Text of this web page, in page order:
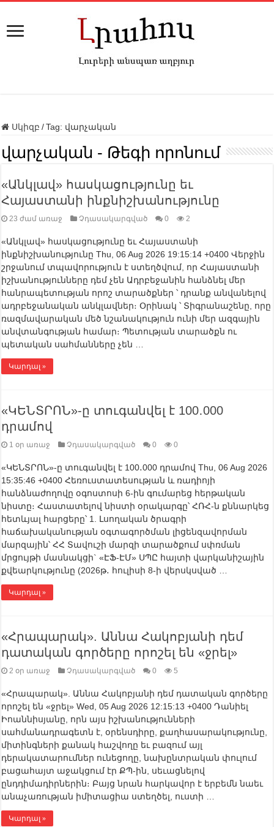
Սկիզբ / Tag: վարչական
վարչական - Թեգի որոնում
«Անկլավ» հասկացությունը եւ
Հայաստանի ինքնիշխանությունը
23 ժամ առաջ Չդասակարգված 0 2
«Անկլավ» հասկացությունը եւ Հայաստանի
ինքնիշխանությունը Thu, 06 Aug 2026 19:15:14 +0400 Վերջին
շրջանում տպավորություն է ստեղծվում, որ Հայաստանի
իշխանությունները դեմ չեն Ադրբեջանին հանձնել մեր
հանրապետության որոշ տարածքներ ՝ դրանք անվանելով
ադրբեջանական անկլավներ։ Օրինակ ՝ Տիգրանաշենը, որը
ռազմավարական մեծ նշանակություն ունի մեր ազգային
անվտանգության համար։ Պետության տարածքն ու
պետական սահմանները չեն …
Կարդալ »
«ԿԵՆՏՐՈՆ»-ը տուգանվել է 100․000
դրամով
1 օր առաջ Չդասակարգված 0 0
«ԿԵՆՏՐՈՆ»-ը տուգանվել է 100․000 դրամով Thu, 06 Aug 2026
15:35:46 +0400 Հեռուստատեսության և ռադիոյի
հանձնաժողովը օգոստոսի 6-ին գումարեց հերթական
նիստը։ Հաստատելով նիստի օրակարգը՝ ՀՌՀ-ն քննարկեց
հետևյալ հարցերը՝ 1. Լսողական ծրագրի
հաճախականության օգտագործման լիցենզավորման
մարզային՝ ՀՀ Տավուշի մարզի տարածքում սփռման
մրցույթի մասնակցի` «ԷՖ-ԷՄ» ՍՊԸ հայտի վարկանիշային
քվեարկությունը (2026թ․ հուլիսի 8-ի վերսկսված …
Կարդալ »
«Հրապարակ». Աննա Հակոբյանի դեմ
դատական գործերը որոշել են «ջրել»
2 օր առաջ Չդասակարգված 0 5
«Հրապարակ». Աննա Հակոբյանի դեմ դատական գործերը
որոշել են «ջրել» Wed, 05 Aug 2026 12:15:13 +0400 Դանիել
Իոաննիսյանը, որն այս իշխանությունների
սահմանադրագետն է, օրենսդիրը, քաղհասարակությունը,
միտինգների քանակ հաշվողը եւ բազում այլ
դերակատարումներ ունեցողը, նախընտրական փուլում
բացահայտ աջակցում էր ՔՊ-ին, սեւացնելով
ընդդիմադիրներին։ Բայց նրան հարկավոր է երբեմն նաեւ
անաչառության իմիտացիա ստեղծել, ուստի …
Կարդալ »